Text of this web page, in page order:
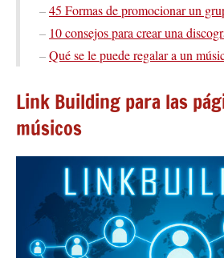
–45 Formas de promocionar un
– 10 consejos para crear una
–Qué se le puede regalar a un
Link Building para las
músicos